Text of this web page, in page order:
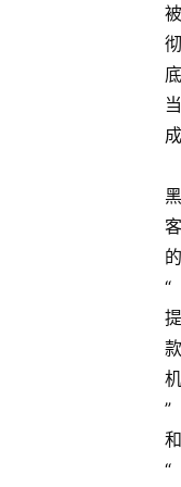
被
彻
底
当
成
黑
客
的
“
提
款
机
”
和
“